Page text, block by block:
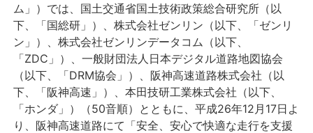
採用情報
English
ム」）では、国土交通省国土技術政策総合研究所（以
下、「国総研」）、株式会社ゼンリン（以下、「ゼンリ
ン」）、株式会社ゼンリンデータコム（以下、
「ZDC」）、一般財団法人日本デジタル道路地図協会
（以下、「DRM協会」）、阪神高速道路株式会社（以
下、「阪神高速」）、本田技研工業株式会社（以下、
「ホンダ」）（50音順）とともに、平成26年12月17日よ
り、阪神高速道路にて「安全、安心で快適な走行を支援